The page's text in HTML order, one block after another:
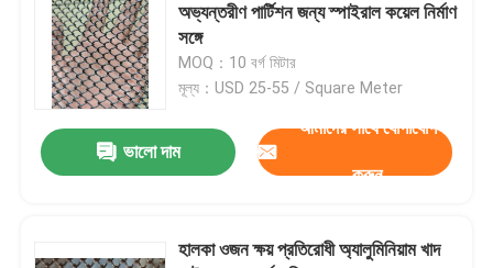
একটি বার্তা রেখে যান
হেলিডেক সেফটি নেট
রেজার কাঁটাতার
খনির স্ক্রিন জাল
অভ্যন্তরীণ পার্টিশন জন্য স্পাইরাল কয়েল নির্মাণ
সঙ্গে
MOQ：10 বর্গ মিটার
মূল্য：USD 25-55 / Square Meter
ভালো দাম
আমাদের সাথে যোগাযোগ
করুন
হালকা ওজন ক্ষয় প্রতিরোধী অ্যালুমিনিয়াম খাদ